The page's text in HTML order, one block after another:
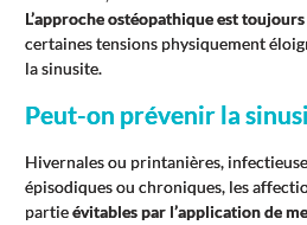
L’approche ostéopathique est
certaines tensions physiquement
la sinusite.
Peut-on prévenir la
Hivernales ou printanières,
épisodiques ou chroniques, les
partieévitables par l’application de